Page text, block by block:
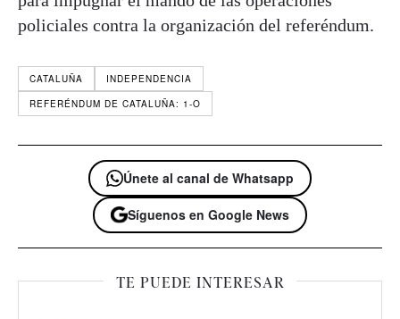
policiales contra la organización del referéndum.
CATALUÑA
INDEPENDENCIA
REFERÉNDUM DE CATALUÑA: 1-O
Únete al canal de Whatsapp
Síguenos en Google News
TE PUEDE INTERESAR